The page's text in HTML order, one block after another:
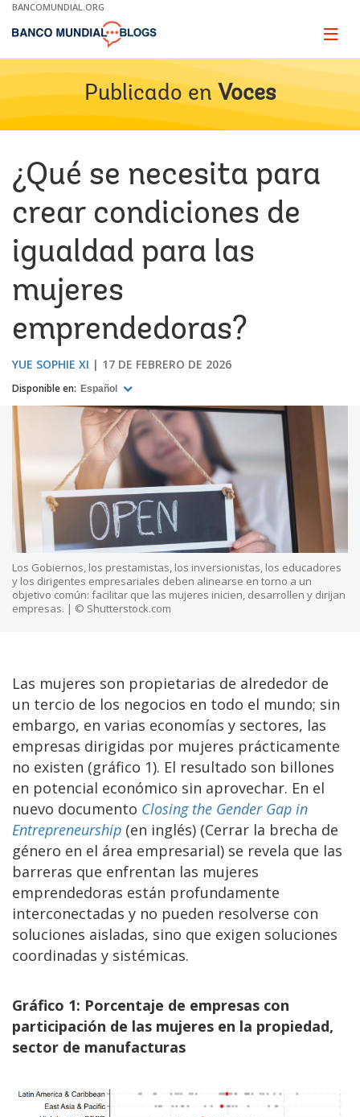
Skip
Main
BANCOMUNDIAL.ORG
Page
Publicado en Voces
¿Qué se necesita para
crear condiciones de
igualdad para las
mujeres
emprendedoras?
YUE SOPHIE XI 17 DE FEBRERO DE 2026
Disponible en: Español
Los Gobiernos, los prestamistas, los inversionistas, los educadores
y los dirigentes empresariales deben alinearse en torno a un
objetivo común: facilitar que las mujeres inicien, desarrollen y dirijan
empresas. | © Shutterstock.com
Las mujeres son propietarias de alrededor de
un tercio de los negocios en todo el mundo; sin
embargo, en varias economías y sectores, las
empresas dirigidas por mujeres prácticamente
no existen (gráfico 1). El resultado son billones
en potencial económico sin aprovechar. En el
nuevo documento Closing the Gender Gap in
Entrepreneurship (en inglés) (Cerrar la brecha de
género en el área empresarial) se revela que las
barreras que enfrentan las mujeres
emprendedoras están profundamente
interconectadas y no pueden resolverse con
soluciones aisladas, sino que exigen soluciones
coordinadas y sistémicas.
Gráfico 1: Porcentaje de empresas con
participación de las mujeres en la propiedad,
sector de manufacturas